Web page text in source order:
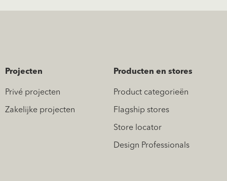
Projecten
Privé projecten
Zakelijke projecten
Producten en stores
Product categorieën
Flagship stores
Store locator
Design Professionals